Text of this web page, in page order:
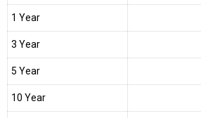
1 Year
3 Year
5 Year
10 Year